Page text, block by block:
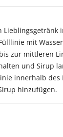
mit
zur mittleren
und Sirup
innerhalb
hinzufügen.